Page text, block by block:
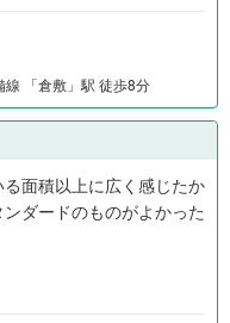
線 「倉敷」駅 徒歩8分
面積以上に広く感じたか
ダードのものがよかった